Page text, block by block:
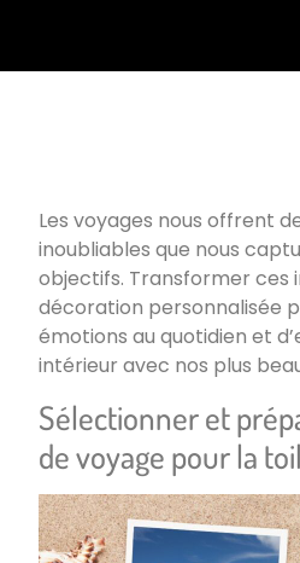
Les voyages nous offrent
inoubliables que nous
objectifs. Transformer ces
décoration personnalisée
émotions au quotidien et
intérieur avec nos plus
Sélectionner et
de voyage pour la